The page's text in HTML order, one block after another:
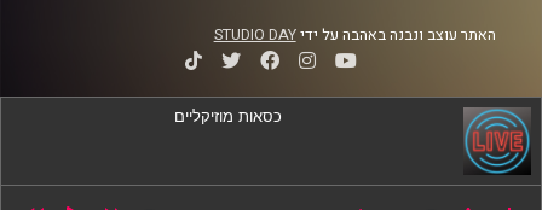
האתר עוצב ונבנה באהבה על ידיSTUDIO DAY
כסאות מוזיקליים